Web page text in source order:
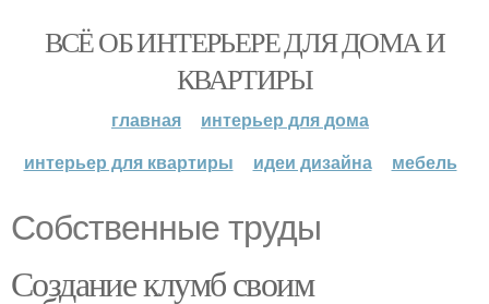
ВСЁ ОБ ИНТЕРЬЕРЕ ДЛЯ ДОМА И
КВАРТИРЫ
главная
интерьер для дома
интерьер для квартиры
идеи дизайна мебель
Собственные труды
Создание клумб своим